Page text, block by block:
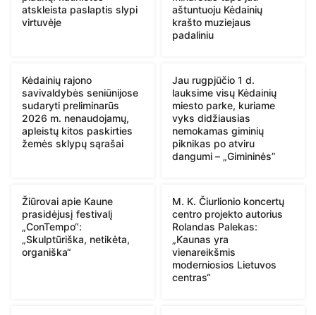
atskleista paslaptis slypi
virtuvėje
aštuntuoju Kėdainių
krašto muziejaus
padaliniu
Kėdainių rajono
savivaldybės seniūnijose
sudaryti preliminarūs
2026 m. nenaudojamų,
apleistų kitos paskirties
žemės sklypų sąrašai
Jau rugpjūčio 1 d.
lauksime visų Kėdainių
miesto parke, kuriame
vyks didžiausias
nemokamas giminių
piknikas po atviru
dangumi – „Gimininės”
Žiūrovai apie Kaune
prasidėjusį festivalį
„ConTempo“:
„Skulptūriška, netikėta,
organiška“
M. K. Čiurlionio koncertų
centro projekto autorius
Rolandas Palekas:
„Kaunas yra
vienareikšmis
moderniosios Lietuvos
centras“